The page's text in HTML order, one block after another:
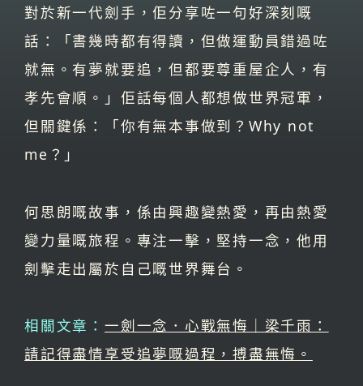
對於新一代劍手，佢分享咗一句好深刻嘅
話：「書幾時都有得讀，但做運動員錯過咗
就無。有夢就要追，但都要尊重屋企人，有
孝先會順。」佢話每個人都想做世界冠軍，
但關鍵係：「你有無本事做到？Why not
me？」
何思朗嘅故事，係由興趣變熱愛，再由熱愛
變力量嘅旅程。專注一擊，堅持一念，他用
劍擊走出屬於自己嘅世界舞台。
相關文章：一劍一念．心戰無悔｜梁千雨：
請記得盡情享受追夢嘅過程，搏盡無悔。